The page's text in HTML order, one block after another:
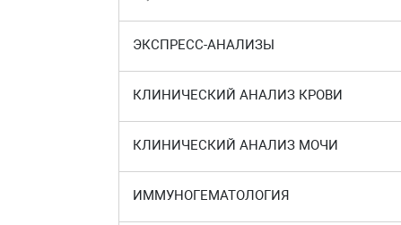
ЭКСПРЕСС-АНАЛИЗЫ
КЛИНИЧЕСКИЙ АНАЛИЗ КРОВИ
КЛИНИЧЕСКИЙ АНАЛИЗ МОЧИ
ИММУНОГЕМАТОЛОГИЯ